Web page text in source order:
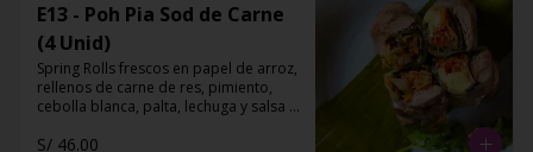
E13 - Poh Pia Sod de Carne
(4 Unid)
Spring Rolls frescos en papel de arroz,
rellenos de carne de res, pimiento,
cebolla blanca, palta, lechuga y salsa
S/ 46.00